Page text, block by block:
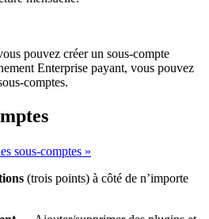
pouvez créer un sous-compte
Enterprise payant, vous pouvez
comptes.
sous-comptes »
(trois points) à côté de n’importe